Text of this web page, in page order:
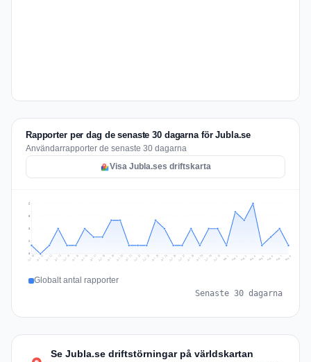
Rapporter per dag de senaste 30 dagarna för Jubla.se
Användarrapporter de senaste 30 dagarna
Visa Jubla.ses driftskarta
2
3
5
6
Jul 10 Jul 11 Jul 12 Jul 13 Jul 14 Jul 15 Jul 16 Jul 17 Jul 18 Jul 19 Jul 20 Jul 21 Jul 22 Jul 23 Jul 24 Jul 25 Jul 26 Jul 27 Jul 28 Jul 29 Jul 30 Jul 31 Aug 1 Aug 2 Aug 3 Aug 4 Aug 5 Aug 6 Aug 7 Aug 8
Globalt antal rapporter
Senaste 30 dagarna
Se Jubla.se driftstörningar på världskartan